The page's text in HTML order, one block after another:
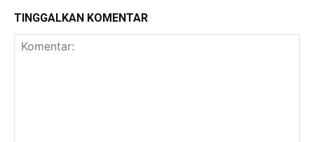
TINGGALKAN KOMENTAR